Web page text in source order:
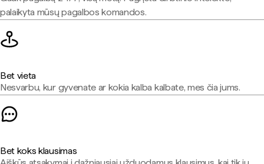
palaikyta mūsų pagalbos komandos.
Bet vieta
Nesvarbu, kur gyvenate ar kokia kalba kalbate, mes čia jums.
Bet koks klausimas